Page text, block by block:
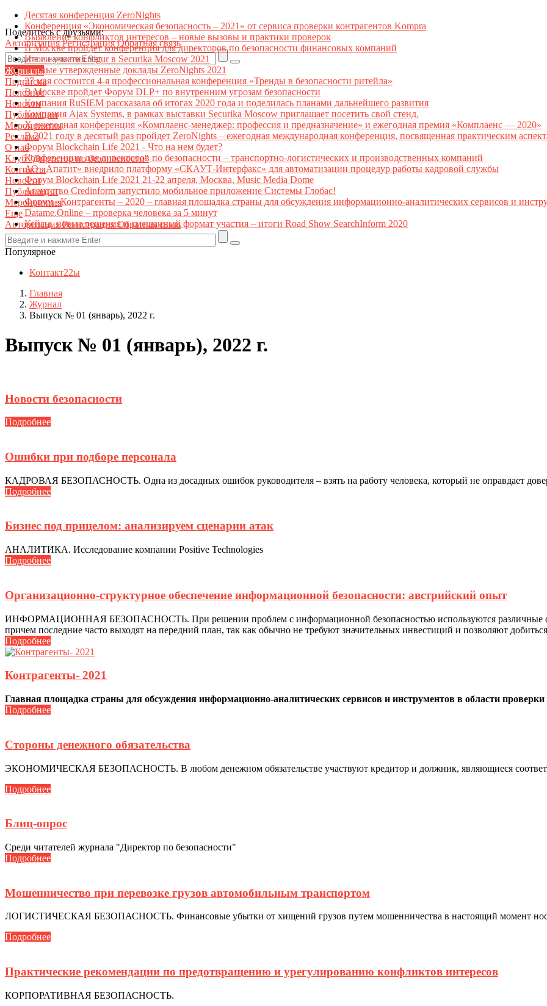
Поделитесь с друзьями:
АвторизацияРегистрацияОбратная связь
Журналы
Подписка
Полезное
Новости
Публикации
Мероприятия
Реклама
О нас
Клуб "Директор по безопасности"
Контакты
Новости
Публикации
Мероприятия
Еще
АвторизацияРегистрацияОбратная связь
Популярное
Десятая конференция ZeroNights
Конференция «Экономическая безопасность – 2021» от сервиса проверки контрагентов Kompra
Выявление конфликтов интересов – новые вызовы и практики проверок
В Москве пройдет конференция для директоров по безопасности финансовых компаний
Итоги участия Sigur в Securika Moscow 2021
Первые утвержденные доклады ZeroNights 2021
27 мая состоится 4-я профессиональная конференция «Тренды в безопасности ритейла»
В Москве пройдет Форум DLP+ по внутренним угрозам безопасности
Компания RuSIEM рассказала об итогах 2020 года и поделилась планами дальнейшего развития
Компания Ajax Systems, в рамках выставки Securika Moscow приглашает посетить свой стенд.
X ежегодная конференция «Комплаенс-менеджер: профессия и предназначение» и ежегодная премия «Комплаенс — 2020»
В 2021 году в десятый раз пройдет ZeroNights – ежегодная международная конференция, посвященная практическим
Форум Blockchain Life 2021 - Что на нем будет?
Конференции для директоров по безопасности – транспортно-логистических и производственных компаний
АО «Апатит» внедрило платформу «СКАУТ-Интерфакс» для автоматизации процедур работы кадровой службы
Форум Blockchain Life 2021 21-22 апреля, Москва, Music Media Dome
Агентство Credinform запустило мобильное приложение Системы Глобас!
Форум «Контрагенты – 2020 – главная площадка страны для обсуждения информационно-аналитических сервисов и
Datame.Online – проверка человека за 5 минут
Кейсы, новые решения и смешанный формат участия – итоги Road Show SearchInform 2020
Контакт22ы
Главная
Журнал
Выпуск № 01 (январь), 2022 г.
Выпуск № 01 (январь), 2022 г.
Новости безопасности
Подробнее
Ошибки при подборе персонала
КАДРОВАЯ БЕЗОПАСНОСТЬ. Одна из досадных ошибок руководителя – взять на работу человека, который не оправдает
Подробнее
Бизнес под прицелом: анализируем сценарии атак
АНАЛИТИКА. Исследование компании Positive Technologies
Подробнее
Организационно-структурное обеспечение информационной безопасности: австрийский опыт
ИНФОРМАЦИОННАЯ БЕЗОПАСНОСТЬ. При решении проблем с информационной безопасностью используются различные
причем последние часто выходят на передний план, так как обычно не требуют значительных инвестиций и позволяют
Подробнее
Контрагенты- 2021
Главная площадка страны для обсуждения информационно-аналитических сервисов и инструментов в области
Подробнее
Стороны денежного обязательства
ЭКОНОМИЧЕСКАЯ БЕЗОПАСНОСТЬ. В любом денежном обязательстве участвуют кредитор и должник, являющиеся
Подробнее
Блиц-опрос
Среди читателей журнала "Директор по безопасности"
Подробнее
Мошенничество при перевозке грузов автомобильным транспортом
ЛОГИСТИЧЕСКАЯ БЕЗОПАСНОСТЬ. Финансовые убытки от хищений грузов путем мошенничества в настоящий момент
Подробнее
Практические рекомендации по предотвращению и урегулированию конфликтов интересов
КОРПОРАТИВНАЯ БЕЗОПАСНОСТЬ.